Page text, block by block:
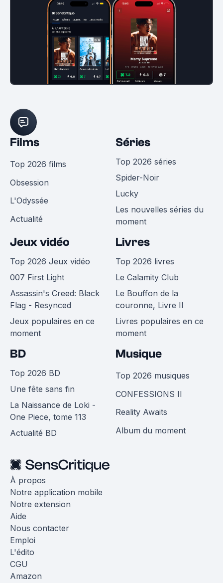
Films
Top 2026 films
Obsession
L'Odyssée
Actualité
Séries
Top 2026 séries
Spider-Noir
Lucky
Les nouvelles séries du
moment
Jeux vidéo
Top 2026 Jeux vidéo
007 First Light
Assassin's Creed: Black
Flag - Resynced
Jeux populaires en ce
moment
Livres
Top 2026 livres
Le Calamity Club
Le Bouffon de la
couronne, Livre II
Livres populaires en ce
moment
BD
Top 2026 BD
Une fête sans fin
La Naissance de Loki -
One Piece, tome 113
Actualité BD
Musique
Top 2026 musiques
CONFESSIONS II
Reality Awaits
Album du moment
À propos
Notre application mobile
Notre extension
Aide
Nous contacter
Emploi
L'édito
CGU
Amazon